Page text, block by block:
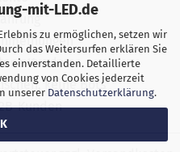
mit-LED.de
zu ermöglichen, setzen wir
das Weitersurfen erklären Sie
einverstanden. Detaillierte
von Cookies jederzeit
unserer Datenschutzerklärung.
Kunden
keine Bots
Kunden